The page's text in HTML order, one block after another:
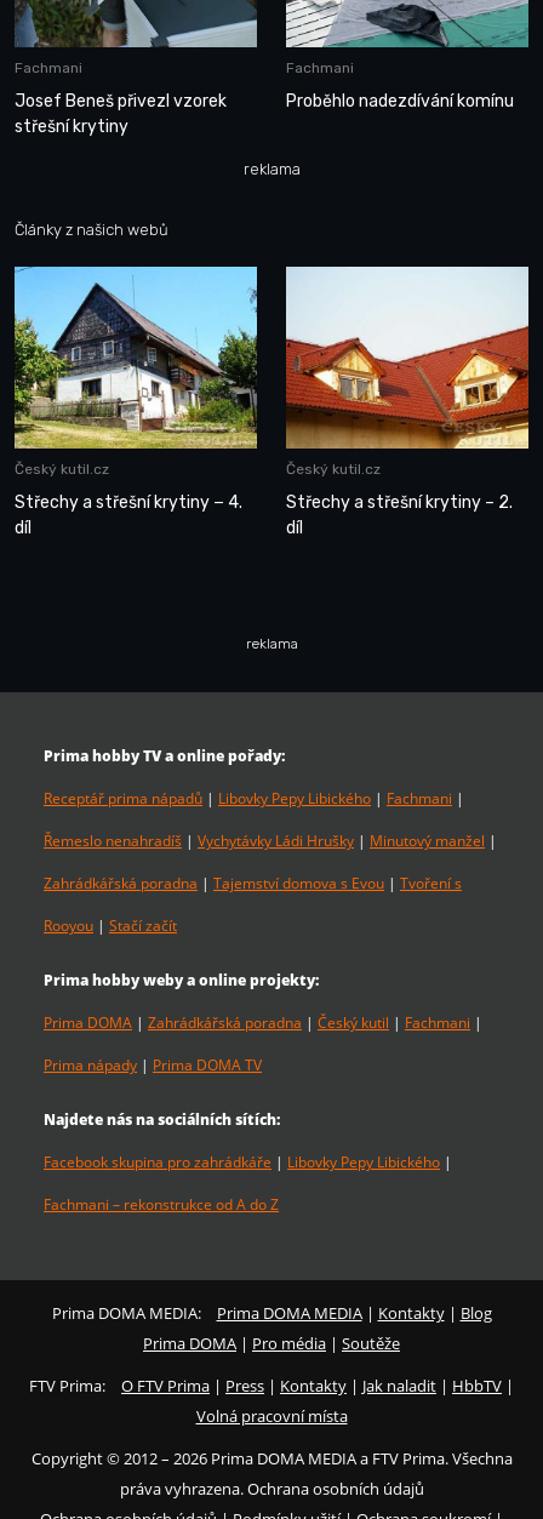
Fachmani
Josef Beneš přivezl vzorek
střešní krytiny
Fachmani
Proběhlo nadezdívání komínu
reklama
Články z našich webů
Český kutil.cz
Střechy a střešní krytiny − 4.
díl
Český kutil.cz
Střechy a střešní krytiny – 2.
díl
reklama
Prima hobby TV a online pořady:
Receptář prima nápadů | Libovky Pepy Libického | Fachmani |
Řemeslo nenahradíš | Vychytávky Ládi Hrušky | Minutový manžel |
Zahrádkářská poradna | Tajemství domova s Evou | Tvoření s
Rooyou | Stačí začít
Prima hobby weby a online projekty:
Prima DOMA | Zahrádkářská poradna | Český kutil | Fachmani |
Prima nápady | Prima DOMA TV
Najdete nás na sociálních sítích:
Facebook skupina pro zahrádkáře | Libovky Pepy Libického |
Fachmani – rekonstrukce od A do Z
Prima DOMA MEDIA: Prima DOMA MEDIA| Kontakty| Blog
Prima DOMA | Pro média | Soutěže
FTV Prima:
O FTV Prima | Press | Kontakty | Jak naladit | HbbTV |
Volná pracovní místa
Copyright © 2012 – 2026 Prima DOMA MEDIA a FTV Prima. Všechna
práva vyhrazena. Ochrana osobních údajů